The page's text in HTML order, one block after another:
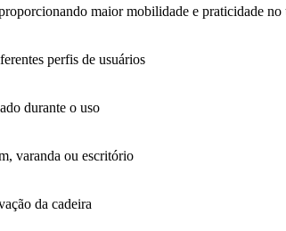
maior mobilidade e praticidade
perfis de usuários
durante o uso
varanda ou escritório
da cadeira